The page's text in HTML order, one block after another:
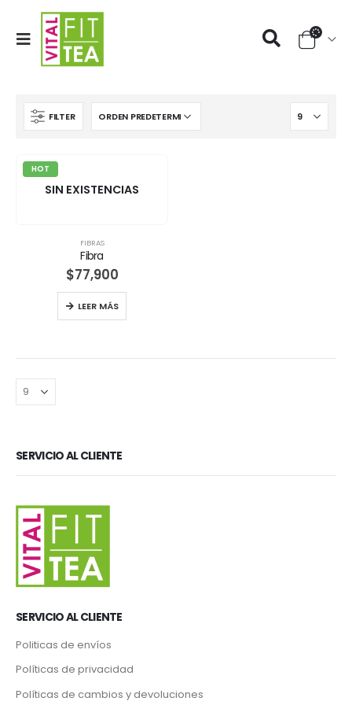
FILTER
HOT
SIN EXISTENCIAS
FIBRAS
Fibra
$77,900
LEER MÁS
SERVICIO AL CLIENTE
SERVICIO AL CLIENTE
Politicas de envíos
Políticas de privacidad
Políticas de cambios y devoluciones